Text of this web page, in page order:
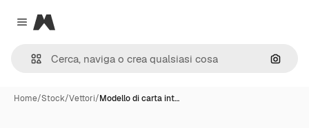
Close menu
Magnific
Cerca
Home/Stock/Vettori/Modello di carta int…